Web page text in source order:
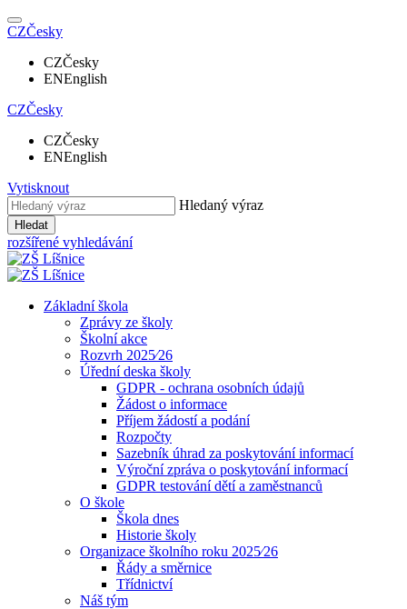
CZČesky
CZČesky
ENEnglish
CZČesky
CZČesky
ENEnglish
Vytisknout
Hledaný výraz
Hledat
rozšířené vyhledávání
Základní škola
Zprávy ze školy
Školní akce
Rozvrh 2025⁄26
Úřední deska školy
GDPR - ochrana osobních údajů
Žádost o informace
Příjem žádostí a podání
Rozpočty
Sazebník úhrad za poskytování informací
Výroční zpráva o poskytování informací
GDPR testování dětí a zaměstnanců
O škole
Škola dnes
Historie školy
Organizace školního roku 2025⁄26
Řády a směrnice
Třídnictví
Náš tým